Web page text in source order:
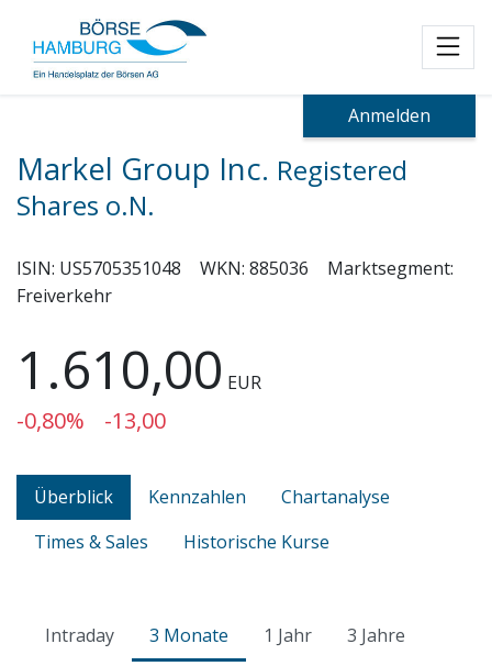
Anmelden
Markel Group Inc. Registered
Shares o.N.
ISIN: US5705351048 WKN: 885036
Marktsegment:
Freiverkehr
1.610,00 EUR
-0,80% -13,00
Überblick Kennzahlen
Chartanalyse
Times & Sales
Historische Kurse
Intraday 3 Monate 1 Jahr
3 Jahre